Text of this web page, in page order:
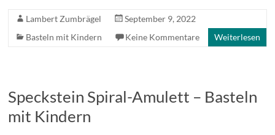
Lambert Zumbrägel
September 9, 2022
Basteln mit Kindern
Keine Kommentare Weiterlesen
Speckstein Spiral-Amulett – Basteln
mit Kindern